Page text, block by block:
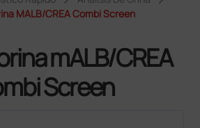
MALB/CREA Combi Screen
mALB/CREA
Screen